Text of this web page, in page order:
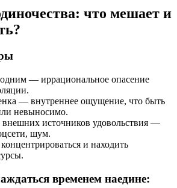
что мешает и
одним — иррациональное опасение
— внутреннее ощущение, что быть
невыносимо.
внешних источников удовольствия —
шум.
и находить
временем наедине: